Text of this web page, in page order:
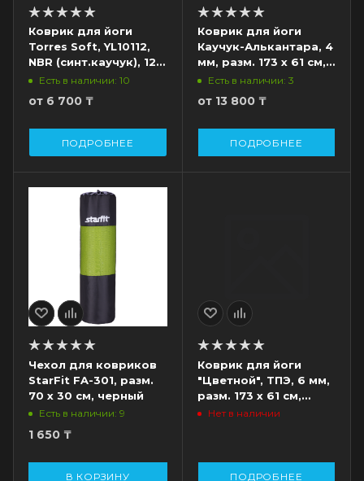
Коврик для йоги
Torres Soft, YL10112,
NBR (синт.каучук), 12
мм, разм. 183 х 61 см,
Есть в наличии: 10
от 6 700 ₸
ПОДРОБНЕЕ
Коврик для йоги
Каучук-Алькантара, 4
мм, разм. 173 х 61 см,
белый
Есть в наличии: 3
от 13 800 ₸
ПОДРОБНЕЕ
Чехол для ковриков
StarFit FA-301, разм.
70 х 30 см, черный
Есть в наличии: 9
1 650 ₸
В КОРЗИНУ
Коврик для йоги
"Цветной", ТПЭ, 6 мм,
разм. 173 х 61 см,
черный/зеленый
Нет в наличии
ПОДРОБНЕЕ